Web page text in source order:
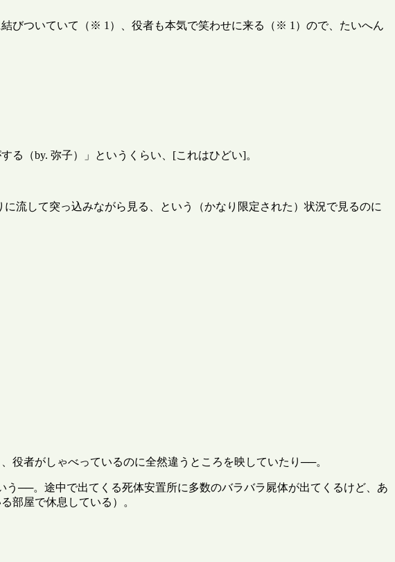
びついていて（※ 1）、役者も本気で笑わせに来る（※ 1）ので、たいへん
（by. 弥子）」というくらい、[これはひどい]。
流して突っ込みながら見る、という（かなり限定された）状況で見るのに
役者がしゃべっているのに全然違うところを映していたり──。
──。途中で出てくる死体安置所に多数のバラバラ屍体が出てくるけど、あ
部屋で休息している）。